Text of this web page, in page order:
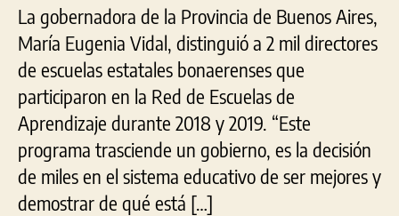
La gobernadora de la Provincia de Buenos Aires,
María Eugenia Vidal, distinguió a 2 mil directores
de escuelas estatales bonaerenses que
participaron en la Red de Escuelas de
Aprendizaje durante 2018 y 2019. “Este
programa trasciende un gobierno, es la decisión
de miles en el sistema educativo de ser mejores y
demostrar de qué está […]